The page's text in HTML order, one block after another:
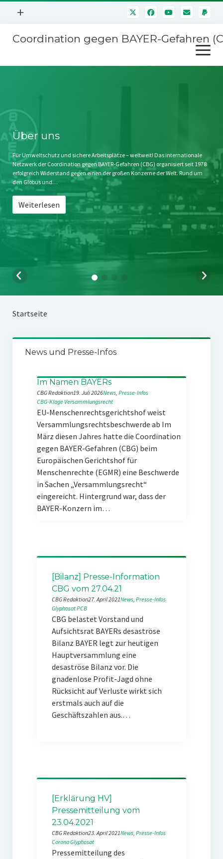
Menü
+
Mitmachen
Kontakt
Impressum
Störfälle
Coordination gegen BAYER-Gefahren
Menü
öffnen
Stichwort BAYER
Jahrestagung
SPENDEN
Über uns
Für Umweltschutz und sichere Arbeitsplätze – weltweit! Das internationale
Netzwerk der Coordination gegen BAYER-Gefahren (CBG) organisiert seit 1978
erfolgreich Widerstand gegen einen der großen Konzerne der Welt. Rund um
den Globus und…
Weiterlesen
Startseite
News und Presse-Infos
Im Namen BAYERs
CBG Redaktion19. Juli 2026News, Presse-Infos
CBG-Klage Versammlungsrecht
EU-Menschenrechtsgerichtshof weist
Versammlungsrechtsbeschwerde ab Im
März diesen Jahres hatte die Coordination
gegen BAYER-Gefahren (CBG) beim
Europäischen Gerichtshof für
Menschenrechte (EGMR) eine Beschwerde
in Sachen „Versammlungsrecht“
eingereicht. Hintergrund war, dass der
BAYER-Konzern im…
[Bilanz] Presse-Information
CBG vom 27.04.21
CBG Redaktion27. April 2021News, Presse-Infos
GlyphosatPCB
CBG belastet Vorstand und
Aufsichtsrat BAYERs desaströse
Bilanz BAYER legt zur heutigen
Hauptversammlung eine
desaströse Bilanz vor. Die
gnadenlose Profit-Jagd ohne
Rücksicht auf Verluste wirkt sich
erstmals auch auf die
Geschäftszahlen aus.…
[Erklärung HV]
Pressemitteilung vom
23.04.2021
CBG Redaktion23. April 2021News, Presse-Infos
CoronaGlyphosat
Pressemitteilung des